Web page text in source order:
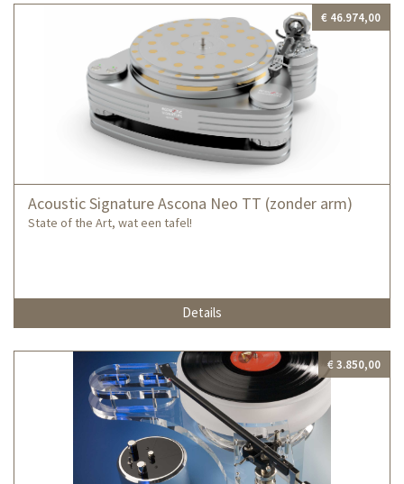
Acoustic Signature Ascona Neo TT (zonder arm)
State of the Art, wat een tafel!
€ 46.974,00
Details
€ 3.850,00